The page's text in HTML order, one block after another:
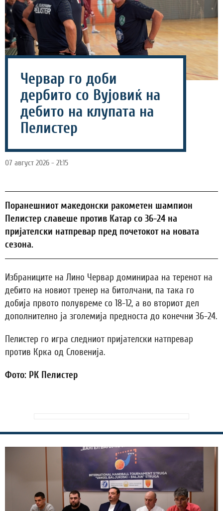
Червар го доби
дербито со Вујовиќ на
дебито на клупата на
Пелистер
07 август 2026 - 21:15
Поранешниот македонски ракометен шампион
Пелистер славеше против Катар со 36-24 на
пријателски натпревар пред почетокот на новата
сезона.
Избраниците на Лино Червар доминираа на теренот на
дебито на новиот тренер на битолчани, па така го
добија првото полувреме со 18-12, а во вториот дел
дополнително ја зголемија предноста до конечни 36-24.
Пелистер го игра следниот пријателски натпревар
против Крка од Словенија.
Фото: РК Пелистер